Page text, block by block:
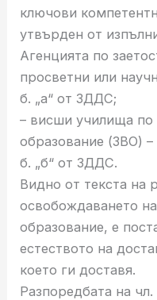
ключови
утвърден от
Агенцията по
просветни или
б. „а“ от ЗДДС;
– висши училища по
образование (ЗВО) –
б. „б“ от ЗДДС.
Видно от текста на
освобождаването
образование, е
естеството на
което ги доставя.
Разпоредбата на